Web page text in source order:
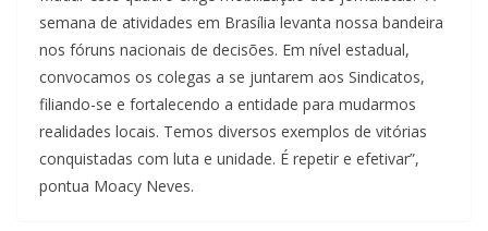
semana de atividades em Brasília levanta nossa bandeira
nos fóruns nacionais de decisões. Em nível estadual,
convocamos os colegas a se juntarem aos Sindicatos,
filiando-se e fortalecendo a entidade para mudarmos
realidades locais. Temos diversos exemplos de vitórias
conquistadas com luta e unidade. É repetir e efetivar”,
pontua Moacy Neves.